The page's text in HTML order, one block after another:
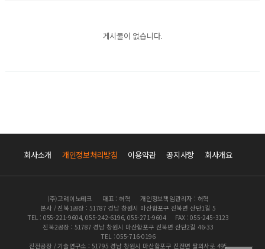
게시물이 없습니다.
회사소개 개인정보처리방침 이용약관 공지사항 회사개요
(주)고려이노테크 대표 : 허혁
개인정보책임관리자 : 허혁
본사 / 진북1공장 : 51787 경남 창원시 마산합포구 진북면 산단1길 5
TEL : 055-221-9604, 055-242-6196, 055-271-9604
FAX : 055-245-3123
진북2공장 : 51787 경남 창원시 마산합포구 진북면 산단2길 46-33
TEL : 055-716-0196
진전공장 / 기술연구소 : 51795 경남 창원시 마산합포구 진전면 팔의사로 495